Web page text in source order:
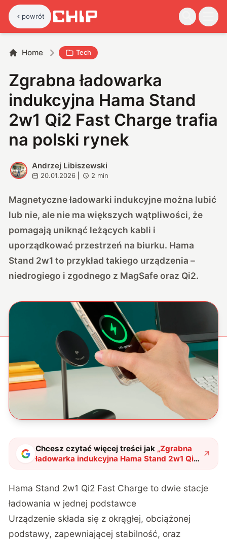
powrót
Home Tech
Zgrabna ładowarka
indukcyjna Hama Stand
2w1 Qi2 Fast Charge trafia
na polski rynek
A
Andrzej Libiszewski
20.01.2026 2 min
Magnetyczne ładowarki indukcyjne można lubić
lub nie, ale nie ma większych wątpliwości, że
pomagają uniknąć leżących kabli i
uporządkować przestrzeń na biurku. Hama
Stand 2w1 to przykład takiego urządzenia –
niedrogiego i zgodnego z MagSafe oraz Qi2.
Chcesz czytać więcej treści jak „Zgrabna
ładowarka indukcyjna Hama Stand 2w1 Qi2
Fast Charge trafia na polski rynek"?
Hama Stand 2w1 Qi2 Fast Charge to dwie stacje
ładowania w jednej podstawce
Urządzenie składa się z okrągłej, obciążonej
podstawy, zapewniającej stabilność, oraz